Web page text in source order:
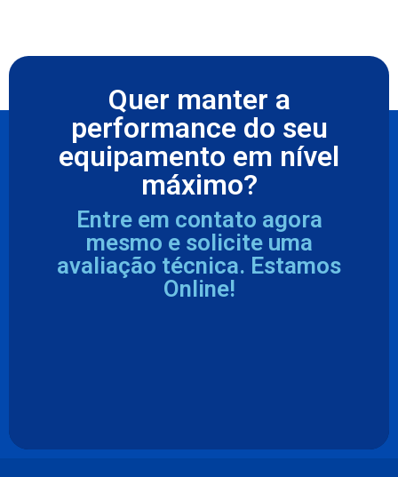
Quer manter a
performance do seu
equipamento em nível
máximo?
Entre em contato agora
mesmo e solicite uma
avaliação técnica. Estamos
Online!